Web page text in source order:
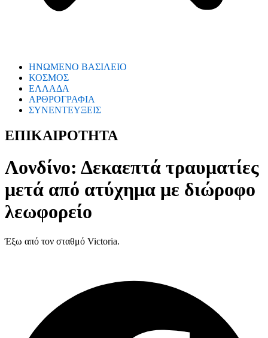
ΗΝΩΜΕΝΟ ΒΑΣΙΛΕΙΟ
ΚΟΣΜΟΣ
ΕΛΛΑΔΑ
ΑΡΘΡΟΓΡΑΦΙΑ
ΣΥΝΕΝΤΕΥΞΕΙΣ
ΕΠΙΚΑΙΡΟΤΗΤΑ
Λονδίνο: Δεκαεπτά τραυματίες
μετά από ατύχημα με διώροφο
λεωφορείο
Έξω από τον σταθμό Victoria.